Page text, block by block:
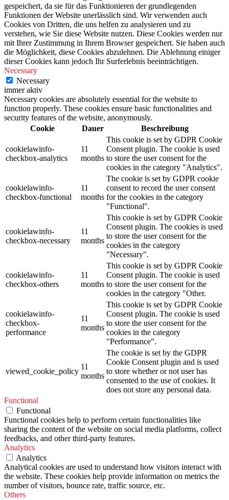
gespeichert, da sie für das Funktionieren der grundlegenden
Funktionen der Website unerlässlich sind. Wir verwenden auch
Cookies von Dritten, die uns helfen zu analysieren und zu
verstehen, wie Sie diese Website nutzen. Diese Cookies werden nur
mit Ihrer Zustimmung in Ihrem Browser gespeichert. Sie haben auch
die Möglichkeit, diese Cookies abzulehnen. Die Ablehnung einiger
dieser Cookies kann jedoch Ihr Surferlebnis beeinträchtigen.
Necessary
Necessary
immer aktiv
Necessary cookies are absolutely essential for the website to
function properly. These cookies ensure basic functionalities and
security features of the website, anonymously.
Cookie
Dauer Beschreibung
cookielawinfo-
checkbox-analytics
11
months
This cookie is set by GDPR Cookie
Consent plugin. The cookie is used
to store the user consent for the
cookies in the category "Analytics".
cookielawinfo-
checkbox-functional
11
months
The cookie is set by GDPR cookie
consent to record the user consent
for the cookies in the category
"Functional".
cookielawinfo-
checkbox-necessary
11
months
This cookie is set by GDPR Cookie
Consent plugin. The cookies is used
to store the user consent for the
cookies in the category
"Necessary".
cookielawinfo-
checkbox-others
11
months
This cookie is set by GDPR Cookie
Consent plugin. The cookie is used
to store the user consent for the
cookies in the category "Other.
cookielawinfo-
checkbox-
performance
11
months
This cookie is set by GDPR Cookie
Consent plugin. The cookie is used
to store the user consent for the
cookies in the category
"Performance".
viewed_cookie_policy
11
months
The cookie is set by the GDPR
Cookie Consent plugin and is used
to store whether or not user has
consented to the use of cookies. It
does not store any personal data.
Functional
Functional
Functional cookies help to perform certain functionalities like
sharing the content of the website on social media platforms, collect
feedbacks, and other third-party features.
Analytics
Analytics
Analytical cookies are used to understand how visitors interact with
the website. These cookies help provide information on metrics the
number of visitors, bounce rate, traffic source, etc.
Others